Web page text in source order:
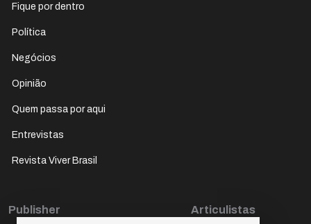
Fique por dentro
Política
Negócios
Opinião
Quem passa por aqui
Entrevistas
Revista Viver Brasil
Publisher
Articulistas